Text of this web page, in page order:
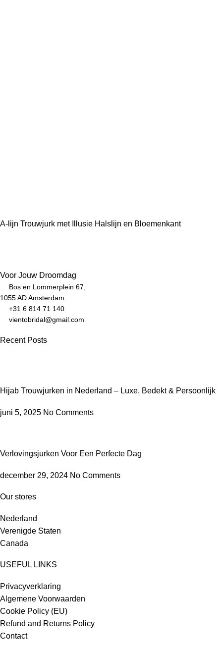
A-lijn Trouwjurk met Illusie Halslijn en Bloemenkant
Voor Jouw Droomdag
Bos en Lommerplein 67,
1055 AD Amsterdam
+31 6 814 71 140
vientobridal@gmail.com
Recent Posts
Hijab Trouwjurken in Nederland – Luxe, Bedekt & Persoonlijk
juni 5, 2025 No Comments
Verlovingsjurken Voor Een Perfecte Dag
december 29, 2024 No Comments
Our stores
Nederland
Verenigde Staten
Canada
USEFUL LINKS
Privacyverklaring
Algemene Voorwaarden
Cookie Policy (EU)
Refund and Returns Policy
Contact